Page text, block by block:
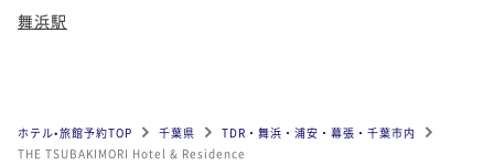
舞浜駅
ホテル•旅館予約TOP 千葉県
TDR・舞浜・浦安・幕張・千葉市内
THE TSUBAKIMORI Hotel & Residence